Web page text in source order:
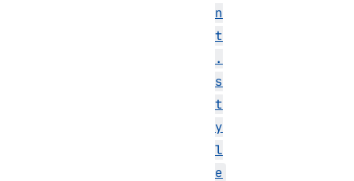
n
t
.
s
t
y
l
e